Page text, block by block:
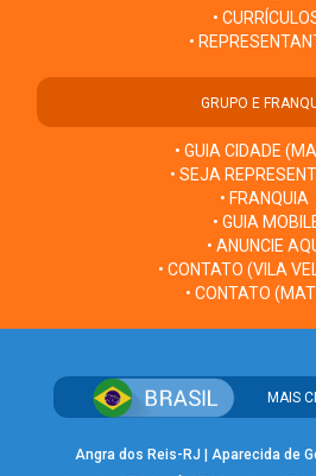
•
•
GRUPO E
• GUIA CIDADE
• SEJA
• FRANQUIA
• GUIA
• ANUNCIE
• CONTATO (VILA
• CONTATO
MAIS
Angra dos Reis-RJ Aparecida de